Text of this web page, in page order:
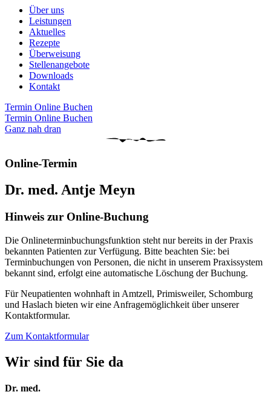
Über uns
Leistungen
Aktuelles
Rezepte
Überweisung
Stellenangebote
Downloads
Kontakt
Termin Online Buchen
Termin Online Buchen
Ganz nah dran
Online-Termin
Dr. med. Antje Meyn
Hinweis zur Online-Buchung
Die Onlineterminbuchungsfunktion steht nur bereits in der Praxis
bekannten Patienten zur Verfügung. Bitte beachten Sie: bei
Terminbuchungen von Personen, die nicht in unserem Praxissystem
bekannt sind, erfolgt eine automatische Löschung der Buchung.
Für Neupatienten wohnhaft in Amtzell, Primisweiler, Schomburg
und Haslach bieten wir eine Anfragemöglichkeit über unserer
Kontaktformular.
Zum Kontaktformular
Wir sind für Sie da
Dr. med.